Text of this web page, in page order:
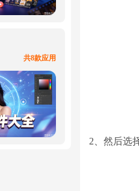
共8款应用
2、然后选